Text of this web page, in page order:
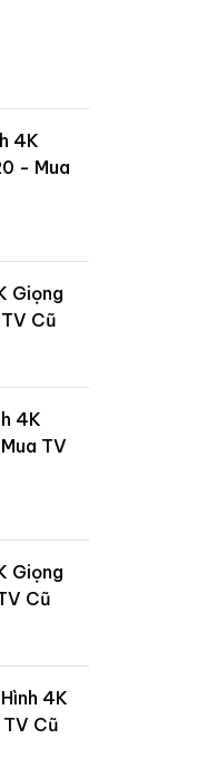
4K
- Mua
Giọng
Cũ
4K
TV
Giọng
Cũ
4K
Cũ